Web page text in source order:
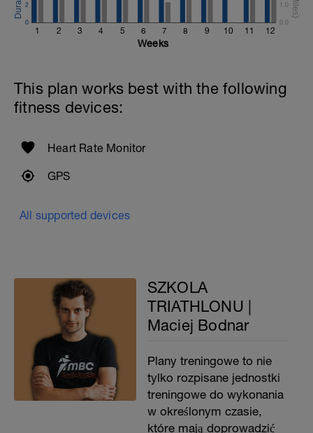
1 2 3 4 5 6 7 8 9 10 11 12
0
2
0.0
1.0
Weeks
This plan works best with the following
fitness devices:
Heart Rate Monitor
GPS
All supported devices
SZKOLA
TRIATHLONU |
Maciej Bodnar
Plany treningowe to nie
tylko rozpisane jednostki
treningowe do wykonania
w określonym czasie,
które mają doprowadzić